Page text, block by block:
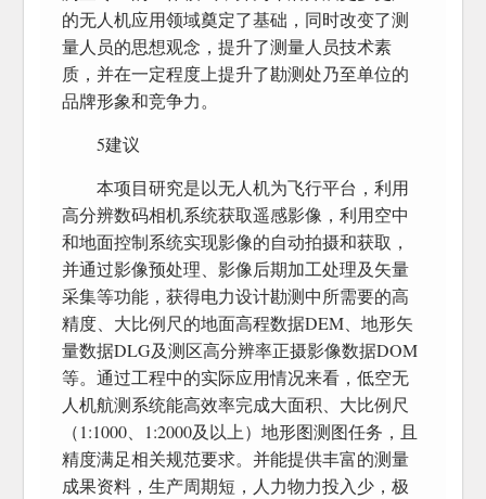
的无人机应用领域奠定了基础，同时改变了测
量人员的思想观念，提升了测量人员技术素
质，并在一定程度上提升了勘测处乃至单位的
品牌形象和竞争力。
5建议
本项目研究是以无人机为飞行平台，利用
高分辨数码相机系统获取遥感影像，利用空中
和地面控制系统实现影像的自动拍摄和获取，
并通过影像预处理、影像后期加工处理及矢量
采集等功能，获得电力设计勘测中所需要的高
精度、大比例尺的地面高程数据DEM、地形矢
量数据DLG及测区高分辨率正摄影像数据DOM
等。通过工程中的实际应用情况来看，低空无
人机航测系统能高效率完成大面积、大比例尺
（1:1000、1:2000及以上）地形图测图任务，且
精度满足相关规范要求。并能提供丰富的测量
成果资料，生产周期短，人力物力投入少，极